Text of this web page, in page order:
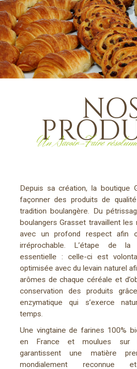
Depuis sa création, la boutique
façonner des produits de
tradition boulangère. Du
boulangers Grasset travaillent
avec un profond respect afin
irréprochable. L’étape de
essentielle : celle-ci est
optimisée avec du levain naturel
arômes de chaque céréale et
conservation des produits
enzymatique qui s’exerce
temps.
Une vingtaine de farines 100%
en France et moulues sur
garantissent une matière
mondialement